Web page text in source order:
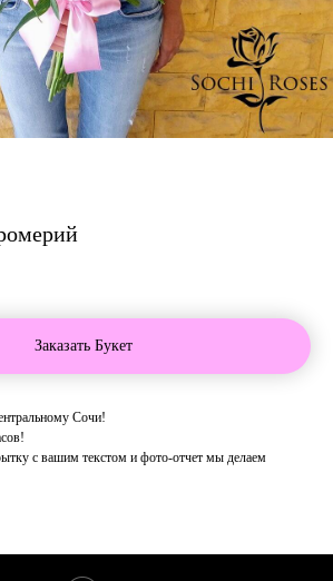
Заказать Букет
Сочи!
с вашим текстом и фото-отчет мы делаем